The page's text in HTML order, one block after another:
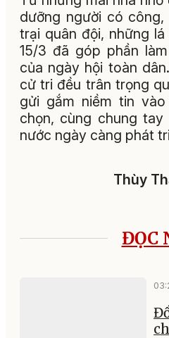
dưỡng người có
trại quân đội, những
15/3 đã góp phần
của ngày hội toàn
cử tri đều trân trọng
gửi gắm niềm tin
chọn, cùng chung
nước ngày càng phát
Thùy
ĐỌC